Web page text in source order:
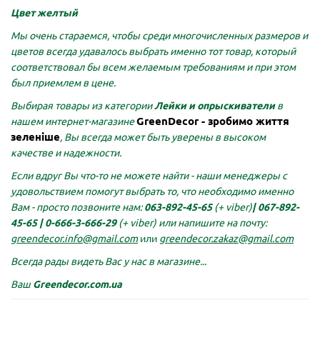
Цвет желтый
Мы очень стараемся, чтобы среди многочисленных размеров и
цветов всегда удавалось выбрать именно тот товар, который
соответствовал бы всем желаемым требованиям и при этом
был приемлем в цене.
Выбирая товары из категорииЛейки и опрыскивателив
нашем интернет-магазинеGreenDecor - зробимо життя
зеленіше, Вы всегда может быть уверены в высоком
качестве и надежности.
Если вдруг Вы что-то не можете найти - наши менеджеры с
удовольствием помогут выбрать то, что необходимо именно
Вам - просто позвоните нам:063-892-45-65(+ viber)|067-892-
45-65 | 0-666-3-666-29(+ viber) или напишите на почту:
greendecor.info@gmail.com или greendecor.zakaz@gmail.com
Всегда рады видеть Вас у нас в магазине...
Ваш Greendecor.com.ua